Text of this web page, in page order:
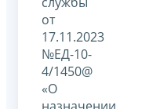
от
17.11.2023
№ЕД-10-
4/1450@
«О